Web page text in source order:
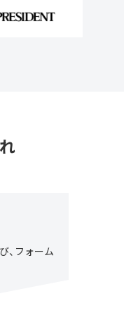
、フォーム